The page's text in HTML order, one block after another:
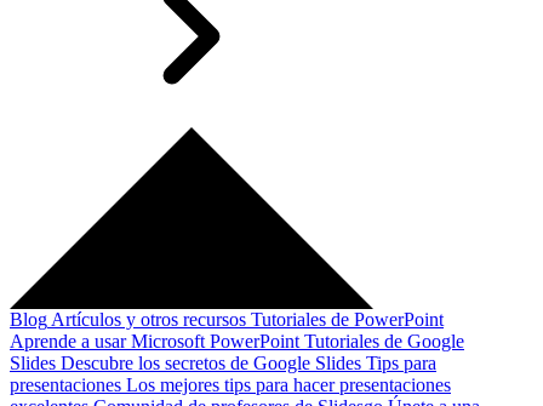
Blog Artículos y otros recursos Tutoriales de PowerPoint
Aprende a usar Microsoft PowerPoint Tutoriales de Google
Slides Descubre los secretos de Google Slides Tips para
presentaciones Los mejores tips para hacer presentaciones